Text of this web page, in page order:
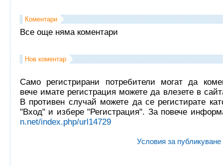
Коментари
Все още няма коментари
Нов коментар
Само регистрирани потребители могат да
вече имате регистрация можете да влезете в
В противен случай можете да се регистирате
"Вход" и избере "Регистрация". За повече
n.net/index.php/url14729
Условия за